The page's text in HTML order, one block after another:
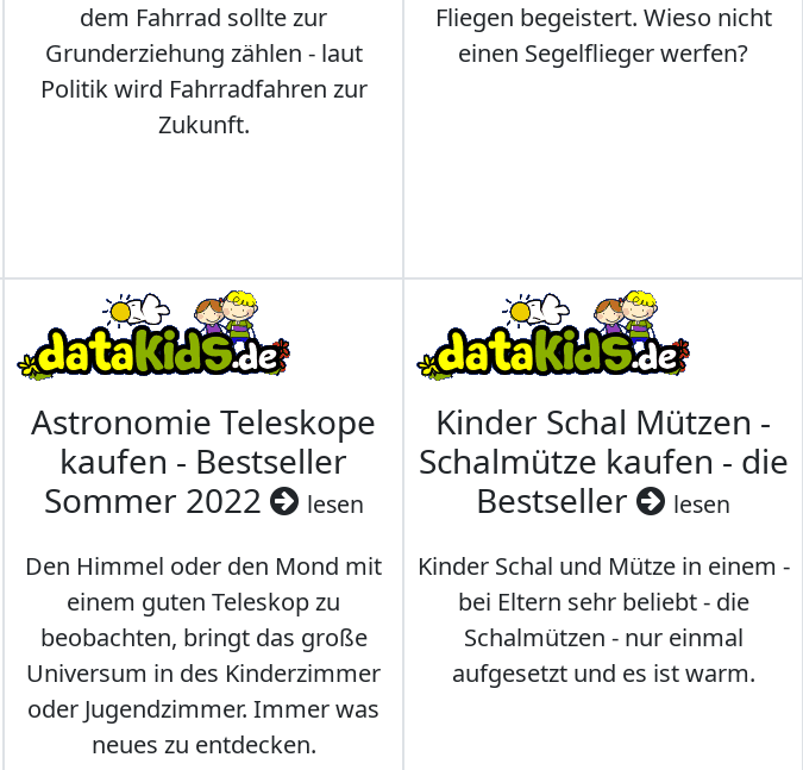
dem Fahrrad sollte zur
Grunderziehung zählen - laut
Politik wird Fahrradfahren zur
Zukunft.
Fliegen begeistert. Wieso nicht
einen Segelflieger werfen?
Astronomie Teleskope
kaufen - Bestseller
Sommer 2022
lesen
Den Himmel oder den Mond mit
einem guten Teleskop zu
beobachten, bringt das große
Universum in des Kinderzimmer
oder Jugendzimmer. Immer was
neues zu entdecken.
Kinder Schal Mützen -
Schalmütze kaufen - die
Bestseller
lesen
Kinder Schal und Mütze in einem -
bei Eltern sehr beliebt - die
Schalmützen - nur einmal
aufgesetzt und es ist warm.